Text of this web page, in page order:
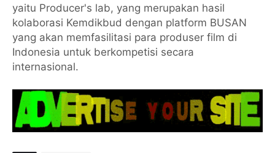
yaitu Producer's lab, yang merupakan hasil
kolaborasi Kemdikbud dengan platform BUSAN
yang akan memfasilitasi para produser film di
Indonesia untuk berkompetisi secara
internasional.